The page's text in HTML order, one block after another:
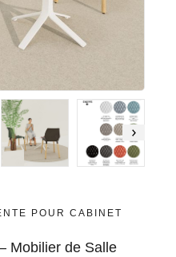
POUR CABINET
Mobilier de Salle